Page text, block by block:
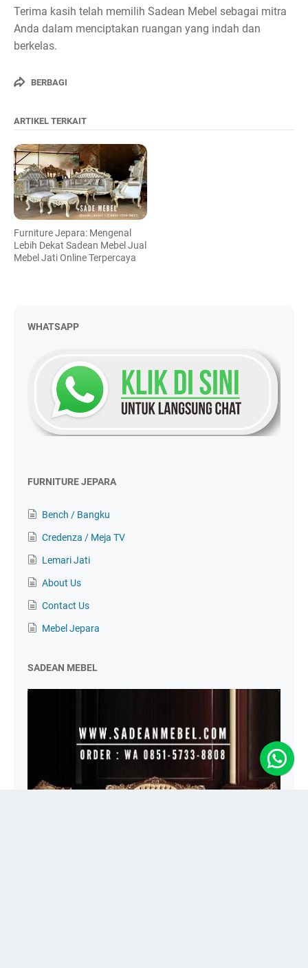
Terima kasih telah memilih Sadean Mebel sebagai mitra
Anda dalam menciptakan ruangan yang indah dan
berkelas.
BERBAGI
ARTIKEL TERKAIT
Furniture Jepara: Mengenal
Lebih Dekat Sadean Mebel Jual
Mebel Jati Online Terpercaya
WHATSAPP
FURNITURE JEPARA
Bench / Bangku
Credenza / Meja TV
Lemari Jati
About Us
Contact Us
Mebel Jepara
SADEAN MEBEL